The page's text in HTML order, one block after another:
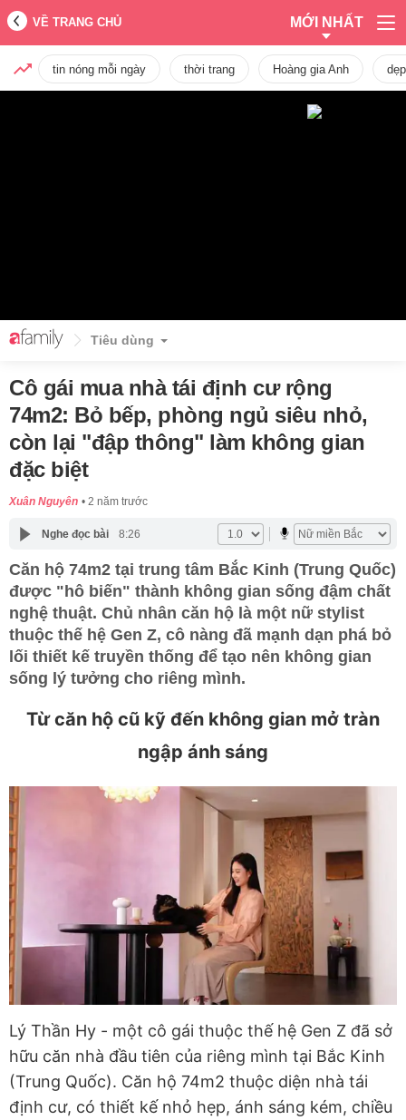
VỀ TRANG CHỦ MỚI NHẤT
tin nóng mỗi ngày thời trang Hoàng gia Anh dẹp
Tiêu dùng
Cô gái mua nhà tái định cư rộng
74m2: Bỏ bếp, phòng ngủ siêu nhỏ,
còn lại "đập thông" làm không gian
đặc biệt
Xuân Nguyên 2 năm trước
Nghe đọc bài 8:26
Căn hộ 74m2 tại trung tâm Bắc Kinh (Trung Quốc)
được "hô biến" thành không gian sống đậm chất
nghệ thuật. Chủ nhân căn hộ là một nữ stylist
thuộc thế hệ Gen Z, cô nàng đã mạnh dạn phá bỏ
lối thiết kế truyền thống để tạo nên không gian
sống lý tưởng cho riêng mình.
Từ căn hộ cũ kỹ đến không gian mở tràn
ngập ánh sáng
Lý Thần Hy - một cô gái thuộc thế hệ Gen Z đã sở
hữu căn nhà đầu tiên của riêng mình tại Bắc Kinh
(Trung Quốc). Căn hộ 74m2 thuộc diện nhà tái
định cư, có thiết kế nhỏ hẹp, ánh sáng kém, chiều